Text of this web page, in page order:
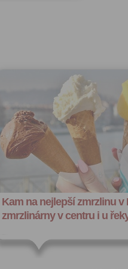
Kam na nejlepší zmrzlinu v
zmrzlinárny v centru i u
po
účtu až do
souhlas
sdělení